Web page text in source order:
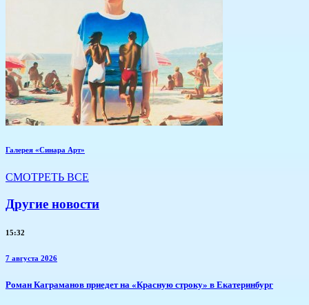
Галерея «Синара Арт»
СМОТРЕТЬ ВСЕ
Другие новости
15:32
7 августа 2026
​Роман Каграманов приедет на «Красную строку» в Екатеринбург